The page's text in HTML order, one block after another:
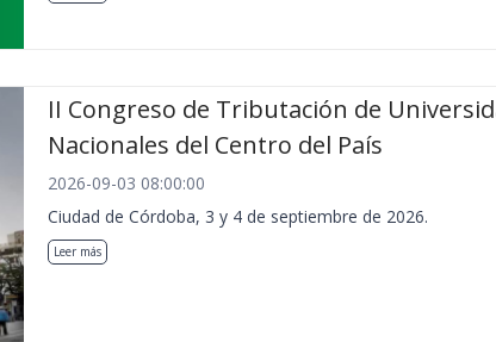
II Congreso de Tributación de
Nacionales del Centro del País
2026-09-03 08:00:00
Ciudad de Córdoba, 3 y 4 de septiembre de 2026.
Leer más